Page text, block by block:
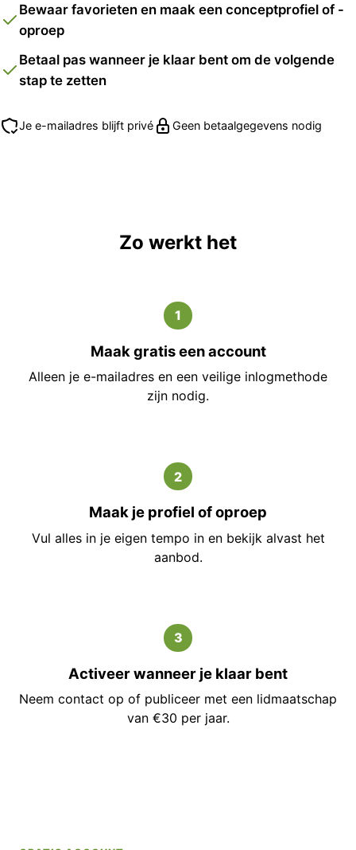
Bewaar favorieten en maak een conceptprofiel of -
oproep
Betaal pas wanneer je klaar bent om de volgende
stap te zetten
Je e-mailadres blijft privé Geen betaalgegevens nodig
Zo werkt het
1
Maak gratis een account
Alleen je e-mailadres en een veilige inlogmethode
zijn nodig.
2
Maak je profiel of oproep
Vul alles in je eigen tempo in en bekijk alvast het
aanbod.
3
Activeer wanneer je klaar bent
Neem contact op of publiceer met een lidmaatschap
van €30 per jaar.